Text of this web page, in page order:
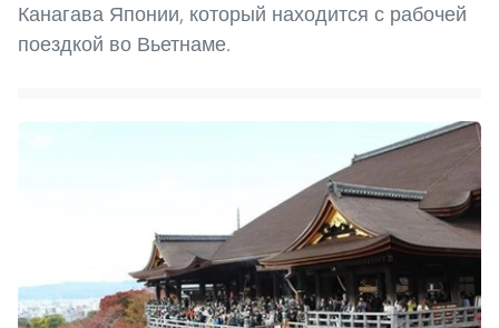
Канагава Японии, который находится с рабочей
поездкой во Вьетнаме.